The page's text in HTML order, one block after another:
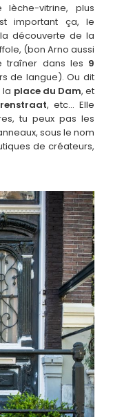
vitrine, plus
important ça, le
découverte de la
(bon Arno aussi
traîner dans les 9
de langue). Ou dit
la place du Dam, et
, etc… Elle
tu peux pas les
sous le nom
de créateurs,